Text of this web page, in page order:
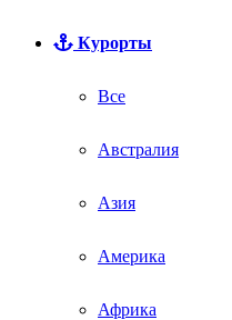
Курорты
Все
Австралия
Азия
Америка
Африка